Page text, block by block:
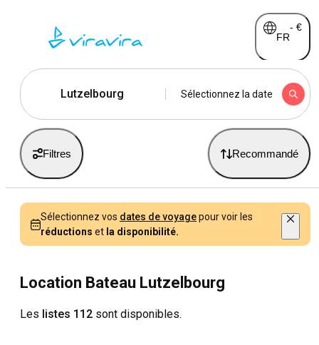
FR
- €
Lutzelbourg Sélectionnez la date
Filtres Recommandé
Sélectionnez vos dates de voyagepour voir les
réductions et la disponibilité.
Location Bateau Lutzelbourg
Les listes 112 sont disponibles.